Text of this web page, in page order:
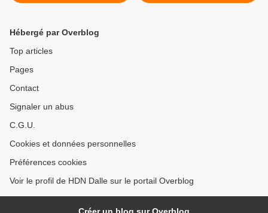
Hébergé par Overblog
Top articles
Pages
Contact
Signaler un abus
C.G.U.
Cookies et données personnelles
Préférences cookies
Voir le profil de HDN Dalle sur le portail Overblog